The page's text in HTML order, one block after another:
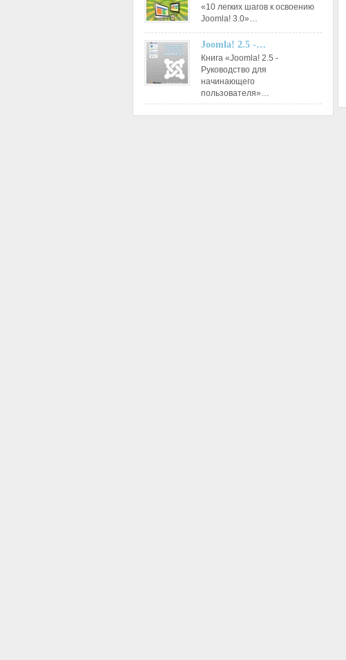
«10 легких шагов к освоению
Joomla! 3.0»…
Joomla! 2.5 -…
Книга «Joomla! 2.5 -
Руководство для
начинающего
пользователя»…